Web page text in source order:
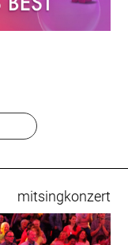
mitsingkonzert